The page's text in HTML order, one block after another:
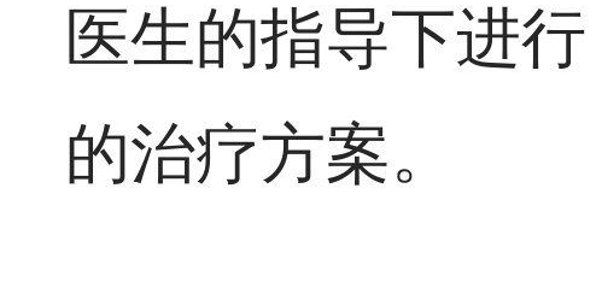
医生的指导下进
的治疗方案。